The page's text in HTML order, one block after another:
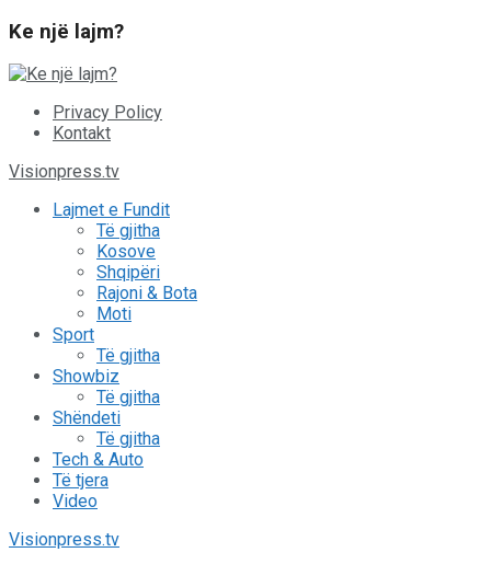
Ke një lajm?
Privacy Policy
Kontakt
Visionpress.tv
Lajmet e Fundit
Të gjitha
Kosove
Shqipëri
Rajoni & Bota
Moti
Sport
Të gjitha
Showbiz
Të gjitha
Shëndeti
Të gjitha
Tech & Auto
Të tjera
Video
Visionpress.tv